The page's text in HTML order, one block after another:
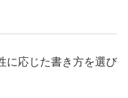
に応じた書き方を選び